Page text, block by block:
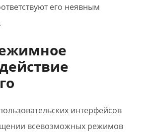
его неявным
интерфейсов
всевозможных режимов